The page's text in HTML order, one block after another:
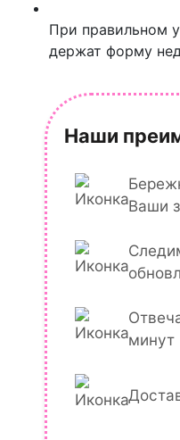
При правильном
держат форму
Наши
Ваши
минут